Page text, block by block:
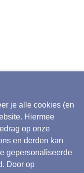
je alle cookies (en
Hiermee
op onze
en derden kan
gepersonaliseerde
Door op